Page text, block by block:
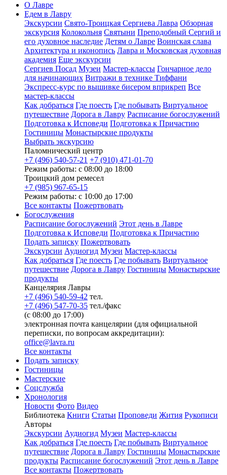
О Лавре
Едем в Лавру
Экскурсии Свято-Троицкая Сергиева Лавра Обзорная
экскурсия Колокольня Святыни Преподобный Сергий и
его духовное наследие Детям о Лавре Воинская слава
Архитектура и иконопись Лавра и Московская духовная
академия Еще экскурсии
Сергиев Посад Музеи Мастер-классы Гончарное дело
для начинающих Витражи в технике Тиффани
Экспресс-курс по вышивке бисером вприкреп Все
мастер-классы
Как добраться Где поесть Где побывать Виртуальное
путешествие Дорога в Лавру Расписание богослужений
Подготовка к Исповеди Подготовка к Причастию
Гостиницы Монастырские продукты
Выбрать экскурсию
Паломнический центр
+7 (496) 540-57-21 +7 (910) 471-01-70
Режим работы: с 08:00 до 18:00
Троицкий дом ремесел
+7 (985) 967-65-15
Режим работы: с 10:00 до 17:00
Все контакты Пожертвовать
Богослужения
Расписание богослужений Этот день в Лавре
Подготовка к Исповеди Подготовка к Причастию
Подать записку Пожертвовать
Экскурсии Аудиогид Музеи Мастер-классы
Как добраться Где поесть Где побывать Виртуальное
путешествие Дорога в Лавру Гостиницы Монастырские
продукты
Канцелярия Лавры
+7 (496) 540-59-42 тел.
+7 (496) 547-70-35 тел./факс
(с 08:00 до 17:00)
электронная почта канцелярии (для официальной
переписки, по вопросам аккредитации):
office@lavra.ru
Все контакты
Подать записку
Гостиницы
Мастерские
Соцслужба
Хронология
Новости Фото Видео
Библиотека Книги Статьи Проповеди Жития Рукописи
Авторы
Экскурсии Аудиогид Музеи Мастер-классы
Как добраться Где поесть Где побывать Виртуальное
путешествие Дорога в Лавру Гостиницы Монастырские
продукты Расписание богослужений Этот день в Лавре
Все контакты Пожертвовать